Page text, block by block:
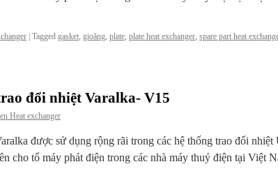
Tagged gasket, gioăng, plate, plate heat exchanger, spare part heat
đổi nhiệt Varalka- V15
Heat exchanger
được sử dụng rộng rãi trong các hệ thống trao đổi
cho tổ máy phát điện trong các nhà máy thuỷ điện tại Việt